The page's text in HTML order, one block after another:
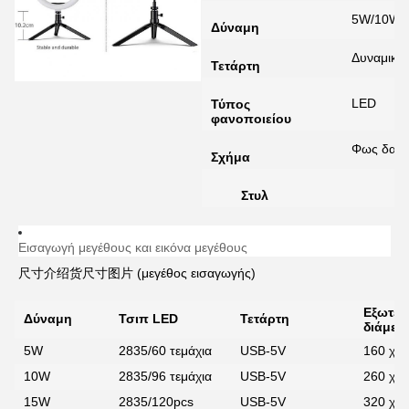
Δύναμη
5W/10W/
Τετάρτη
Δυναμικό
Τύπος
φανοποιείου
LED
Σχήμα
Φως
Στυλ
Εισαγωγή μεγέθους και εικόνα μεγέθους
尺寸介绍货尺寸图片 (μεγέθος εισαγωγής)
Δύναμη Τσιπ LED Τετάρτη
5W
2835/60 τεμάχια USB-5V
160
10W
2835/96 τεμάχια USB-5V
260
15W
2835/120pcs USB-5V 320